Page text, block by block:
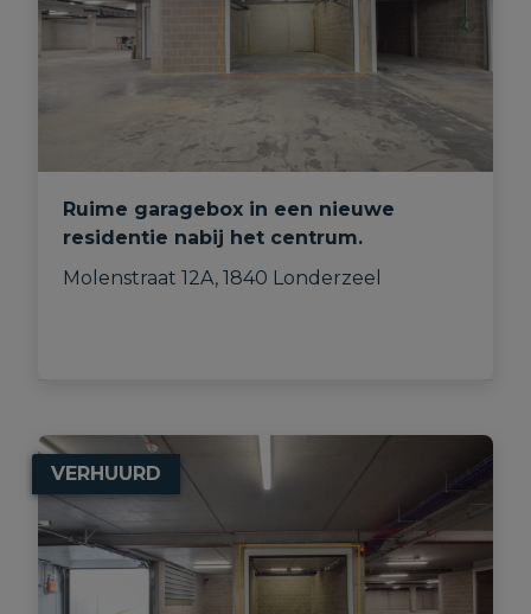
Ruime garagebox in een nieuwe
residentie nabij het centrum.
Molenstraat 12A, 1840 Londerzeel
VERHUURD